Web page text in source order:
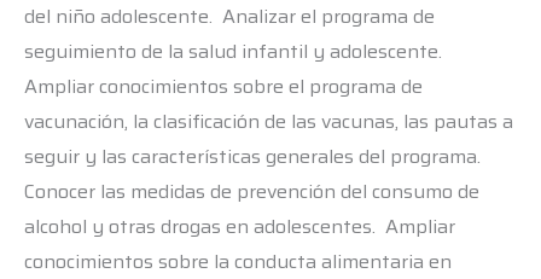
del niño adolescente. Analizar el programa de
seguimiento de la salud infantil y adolescente.
Ampliar conocimientos sobre el programa de
vacunación, la clasificación de las vacunas, las pautas a
seguir y las características generales del programa.
Conocer las medidas de prevención del consumo de
alcohol y otras drogas en adolescentes. Ampliar
conocimientos sobre la conducta alimentaria en